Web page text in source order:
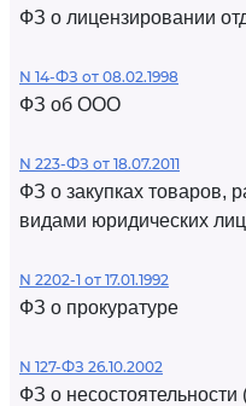
ФЗ о лицензировании
N 14-ФЗ от 08.02.1998
ФЗ об ООО
N 223-ФЗ от 18.07.2011
ФЗ о закупках товаров,
видами юридических лиц
N 2202-1 от 17.01.1992
ФЗ о прокуратуре
N 127-ФЗ 26.10.2002
ФЗ о несостоятельности